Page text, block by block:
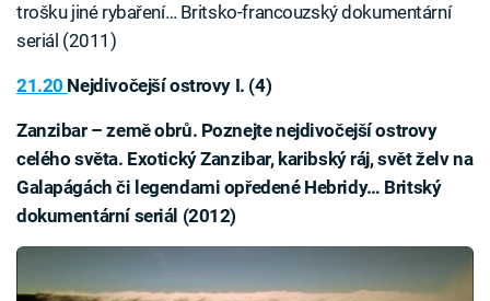
trošku jiné rybaření… Britsko-francouzský dokumentární
seriál (2011)
21.20 Nejdivočejší ostrovy I. (4)
Zanzibar – země obrů. Poznejte nejdivočejší ostrovy
celého světa. Exotický Zanzibar, karibský ráj, svět želv na
Galapágách či legendami opředené Hebridy… Britský
dokumentární seriál (2012)